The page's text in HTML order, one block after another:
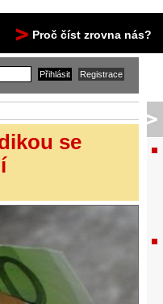
Proč číst zrovna nás?
se